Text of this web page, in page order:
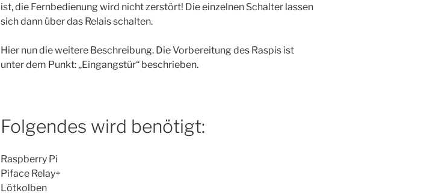
ist, die Fernbedienung wird nicht zerstört! Die einzelnen Schalter lassen
sich dann über das Relais schalten.
Hier nun die weitere Beschreibung. Die Vorbereitung des Raspis ist
unter dem Punkt: „Eingangstür“ beschrieben.
Folgendes wird benötigt:
Raspberry Pi
Piface Relay+
Lötkolben